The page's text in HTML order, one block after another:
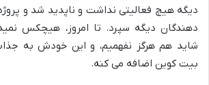
دیگه هیچ فعالیتی نداشت و ناپدید شد و
دهندگان دیگه سپرد. تا امروز، هیچکس
شاید هم هرگز نفهمیم، و این خودش به
بیت کوین اضافه می کنه.